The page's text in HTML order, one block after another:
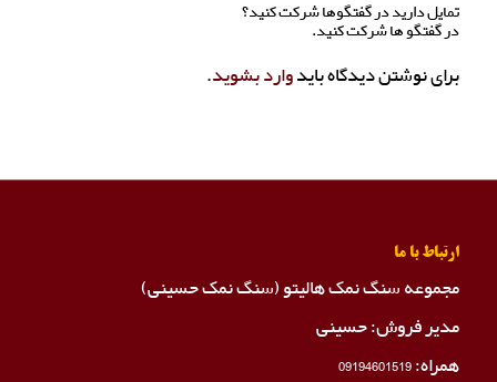
تمایل دارید در گفتگوها شرکت کنید؟
در گفتگو ها شرکت کنید.
برای نوشتن دیدگاه بایدوارد بشوید.
ارتباط با ما
مجموعه سنگ نمک هالیتو (سنگ نمک حسینی)
مدیر فروش: حسینی
همراه:09194601519